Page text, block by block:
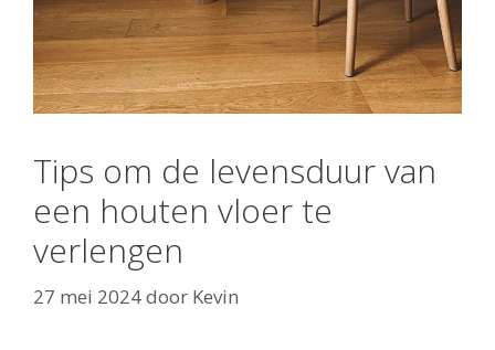
Tips om de levensduur van
een houten vloer te
verlengen
27 mei 2024door Kevin